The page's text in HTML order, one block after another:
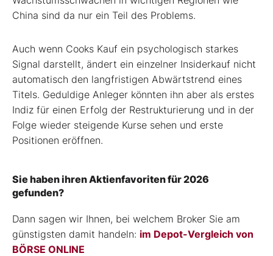
China sind da nur ein Teil des Problems.
Auch wenn Cooks Kauf ein psychologisch starkes
Signal darstellt, ändert ein einzelner Insiderkauf nicht
automatisch den langfristigen Abwärtstrend eines
Titels. Geduldige Anleger könnten ihn aber als erstes
Indiz für einen Erfolg der Restrukturierung und in der
Folge wieder steigende Kurse sehen und erste
Positionen eröffnen.
Sie haben ihren Aktienfavoriten für 2026
gefunden?
Dann sagen wir Ihnen, bei welchem Broker Sie am
günstigsten damit handeln: im Depot-Vergleich von
BÖRSE ONLINE